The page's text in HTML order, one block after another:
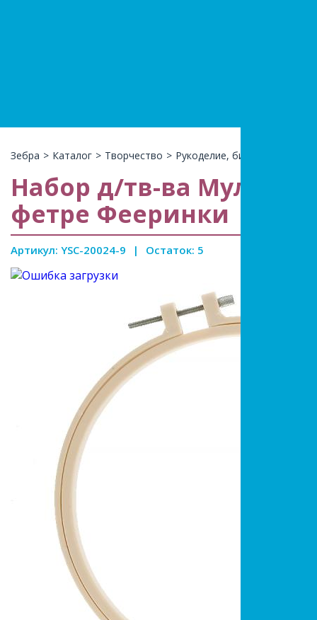
Зебра > Каталог > Творчество > Рукоделие, бисер наборы
Набор д/тв-ва
фетре Фееринки
Артикул: YSC-20024-9 | Остаток: 5